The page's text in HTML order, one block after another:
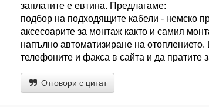
заплатите е евтина. Предлагаме:
подбор на подходящите кабели - немско
аксесоарите за монтаж както и самия
напълно автоматизиране на
телефоните и факса в сайта и да пратите
Отговори с цитат